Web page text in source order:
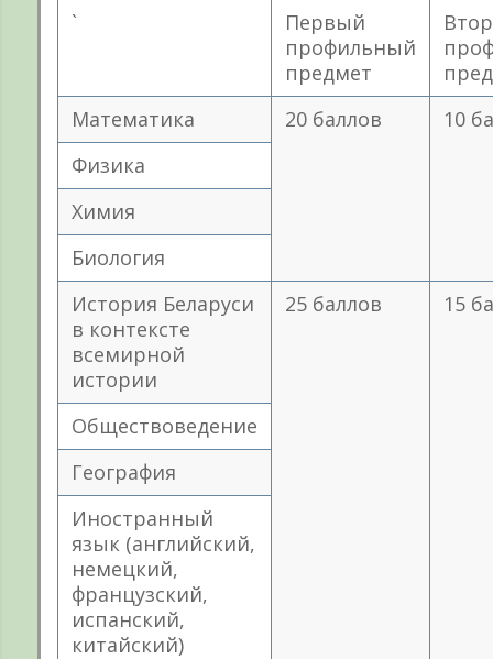
`
Первый
профильный
предмет
Математика
20 баллов
10
Физика
Химия
Биология
История Беларуси
в контексте
всемирной
истории
25 баллов 15
Обществоведение
География
Иностранный
язык (английский,
немецкий,
французский,
испанский,
китайский)